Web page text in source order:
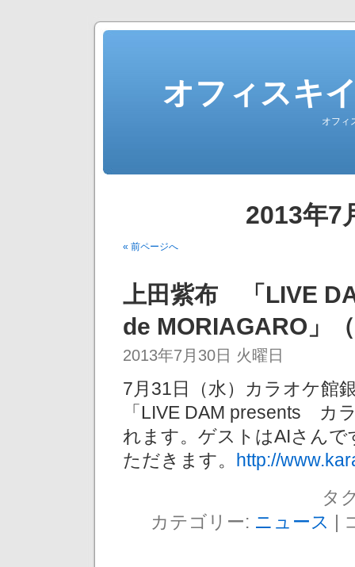
オフィスキ
オフィ
2013年7
« 前ページへ
上田紫布 「LIVE
de MORIAGARO」
2013年7月30日 火曜日
7月31日（水）カラオケ館
「LIVE DAM presents カ
れます。ゲストはAIさんで
ただきます。 http://
タ
カテゴリー: ニュース |